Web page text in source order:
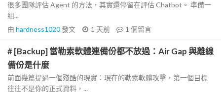
很多團隊評估 Agent 的方法，其實還停留在評估 Chatbot。 準備一
組...
由 hardness1020發文 1 天前 1 個留言
# [Backup] 當勒索軟體連備份都不放過：Air Gap 與離線
備份是什麼
前面幾篇提過一個殘酷的現實：現在的勒索軟體攻擊，第一個目標
往往不是你的正式資料，...